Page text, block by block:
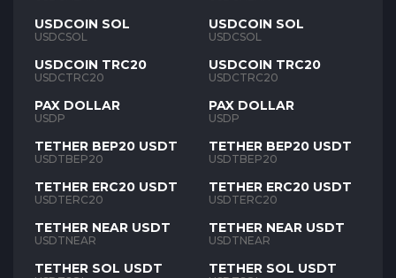
USDCOIN SOL
USDCSOL
USDCOIN TRC20
USDCTRC20
PAX DOLLAR
USDP
TETHER BEP20 USDT
USDTBEP20
TETHER ERC20 USDT
USDTERC20
TETHER NEAR USDT
USDTNEAR
TETHER SOL USDT
USDCOIN SOL
USDCSOL
USDCOIN TRC20
USDCTRC20
PAX DOLLAR
USDP
TETHER BEP20 USDT
USDTBEP20
TETHER ERC20 USDT
USDTERC20
TETHER NEAR USDT
USDTNEAR
TETHER SOL USDT